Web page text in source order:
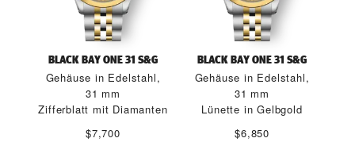
BLACK BAY ONE 31 S&G
Gehäuse in Edelstahl,
31 mm
Zifferblatt mit Diamanten
$7,700
BLACK BAY ONE 31 S&G
Gehäuse in Edelstahl,
31 mm
Lünette in Gelbgold
$6,850